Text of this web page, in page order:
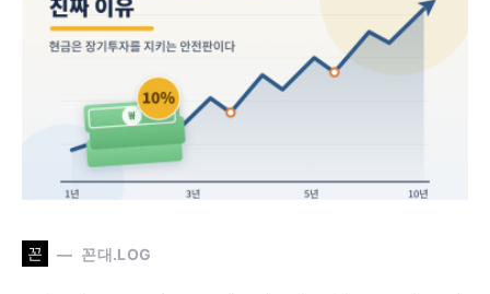
꼰 꼰대.LOG